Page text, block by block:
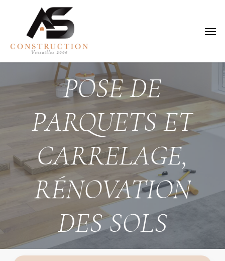
Menu
POSEDE
PARQUETSET
CARRELAGE,
RÉNOVATION
DESSOLS